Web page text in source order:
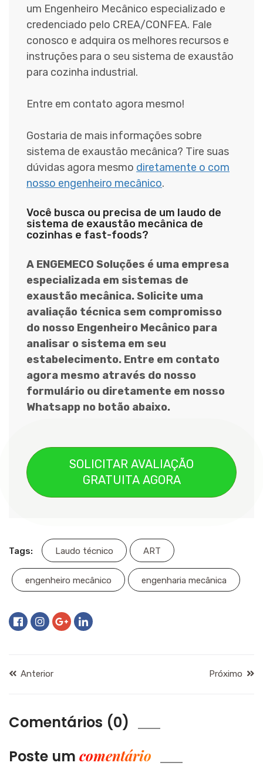
um Engenheiro Mecânico especializado e
credenciado pelo CREA/CONFEA. Fale
conosco e adquira os melhores recursos e
instruções para o seu sistema de exaustão
para cozinha industrial.
Entre em contato agora mesmo!
Gostaria de mais informações sobre
sistema de exaustão mecânica? Tire suas
dúvidas agora mesmo diretamente o com
nosso engenheiro mecânico.
Você busca ou precisa de um laudo de
sistema de exaustão mecânica de
cozinhas e fast-foods?
A ENGEMECO Soluções é uma empresa
especializada em sistemas de
exaustão mecânica. Solicite uma
avaliação técnica sem compromisso
do nosso Engenheiro Mecânico para
analisar o sistema em seu
estabelecimento. Entre em contato
agora mesmo através do nosso
formulário ou diretamente em nosso
Whatsapp no botão abaixo.
SOLICITAR AVALIAÇÃO
GRATUITA AGORA
Tags: Laudo técnico ART
engenheiro mecânico engenharia mecânica
Anterior Próximo
Comentários (0)
Poste um comentário